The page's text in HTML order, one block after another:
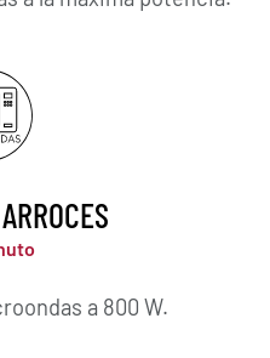
a 800 W.